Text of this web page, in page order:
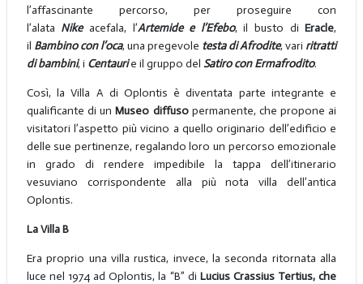
l’affascinante percorso, per proseguire con
l’alata Nikeacefala, l’Artemide e l’Efebo, il busto diEracle,
il Bambino con l’oca, una pregevole testa diAfrodite, vari ritratti
di bambini, i Centaurie il gruppo del Satiro con Ermafrodito.
Così, la Villa A di Oplontis è diventata parte integrante e
qualificante di unMuseo diffusopermanente, che propone ai
visitatori l’aspetto più vicino a quello originario dell’edificio e
delle sue pertinenze, regalando loro un percorso emozionale
in grado di rendere impedibile la tappa dell’itinerario
vesuviano corrispondente alla più nota villa dell’antica
Oplontis.
La Villa B
Era proprio una villa rustica, invece, la seconda ritornata alla
luce nel 1974 ad Oplontis, la “B” di Lucius Crassius Tertius, che